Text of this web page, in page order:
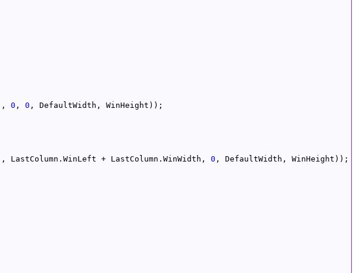
, 0 , 0
, LastColumn.WinLeft + LastColumn.WinWidth, 0